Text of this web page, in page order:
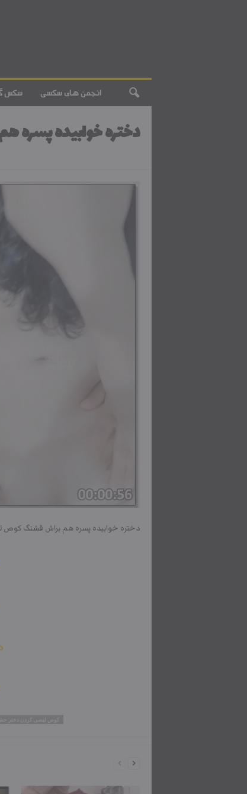
سکس انجمن های سکسی
دختره خوابیده
دختره خوابیده پسره هم براش قشنگ کوص